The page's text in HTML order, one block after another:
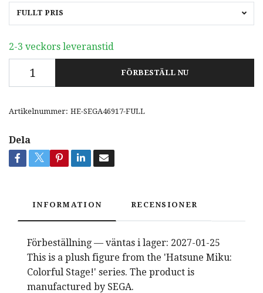
FULLT PRIS
2-3 veckors leveranstid
FÖRBESTÄLL NU
Artikelnummer: HE-SEGA46917-FULL
Dela
INFORMATION RECENSIONER
Förbeställning — väntas i lager: 2027-01-25
This is a plush figure from the 'Hatsune Miku:
Colorful Stage!' series. The product is
manufactured by SEGA.